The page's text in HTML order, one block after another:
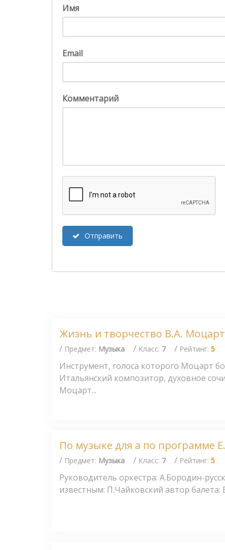
Имя
Email
Комментарий
Отправить
Жизнь и творчество В.А.
/ Предмет: Музыка / Класс: 7 / Рейтинг: 5
Инструмент, голоса которого Моцарт
Итальянский композитор, духовное
Моцарт...
По музыке для а по программе
/ Предмет: Музыка / Класс: 7 / Рейтинг: 5
Руководитель оркестра: А.Бородин-
известным: П.Чайковский автор балета: